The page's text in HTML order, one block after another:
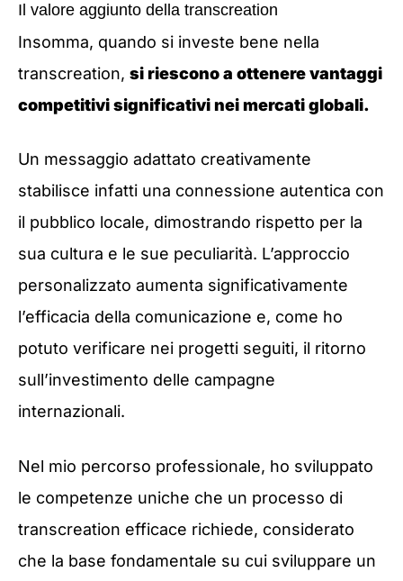
Il valore aggiunto della transcreation
Insomma, quando si investe bene nella
transcreation, si riescono a ottenere vantaggi
competitivi significativi nei mercati globali.
Un messaggio adattato creativamente
stabilisce infatti una connessione autentica con
il pubblico locale, dimostrando rispetto per la
sua cultura e le sue peculiarità. L’approccio
personalizzato aumenta significativamente
l’efficacia della comunicazione e, come ho
potuto verificare nei progetti seguiti, il ritorno
sull’investimento delle campagne
internazionali.
Nel mio percorso professionale, ho sviluppato
le competenze uniche che un processo di
transcreation efficace richiede, considerato
che la base fondamentale su cui sviluppare un